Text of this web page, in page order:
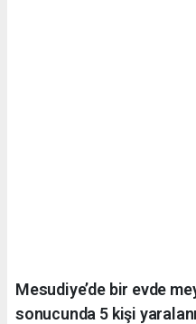
Mesudiye’de bir evde
sonucunda 5 kişi